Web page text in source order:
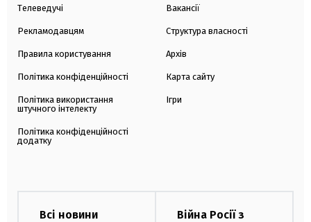
Телеведучі
Рекламодавцям
Правила користування
Політика конфіденційності
Політика використання
штучного інтелекту
Політика конфіденційності
додатку
Вакансії
Структура власності
Архів
Карта сайту
Ігри
Всі новини
Війна Росії з